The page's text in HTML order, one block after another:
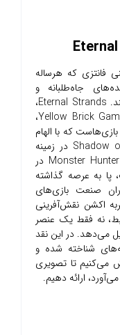
فانتزی که هرساله
جاه‌طلبانه و
رویکردهای نوآورانه، خود را متمایز می‌کنند. Eternal Strands،
جدیدترین ساخته‌ی استودیو مستقل Yellow Brick Games،
که با الهام
از شاهکارهایی چون Shadow of the Colossus در زمینه
نبردهای عظیم با موجودات غول‌پیکر و Monster Hunter در
پا به عرصه گذاشته
صنعت بازی‌های
اکشن نقش‌آفرینی
نه فقط یک عنصر
می‌دهد. در این نقد
شناخته شده و
می‌کنیم تا تصویری